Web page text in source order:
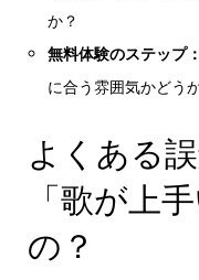
か？
無料体験のステップ：
に合う雰囲気かどう
よくある
「歌が上
の？